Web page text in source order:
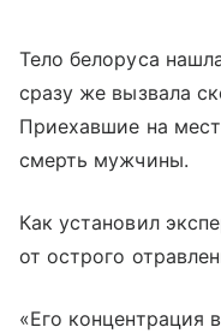
Тело белоруса
сразу же вызвала
Приехавшие на
смерть мужчины.
Как установил
от острого
«Его концентрация